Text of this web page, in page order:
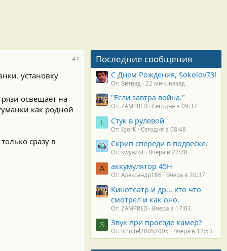
#1
установку
освещает на
как родной
сразу в
Последние сообщения
С Днем Рождения, Sokolov73!
От: Витвад 22 мин. назад
"Если завтра война."
От: ZAMPRED Сегодня в 09:37
I Стук в рулевой
От: IgorK Сегодня в 08:48
Скрип спереди в подвеске.
От: swyazist Вчера в 22:28
А аккумулятор 45H
От: Александр186 Вчера в 20:37
Кинотеатр и др... кто что
смотрел и как оно.
От: ZAMPRED Вчера в 17:03
S Звук при проезде камер?
От: Stroitel20052005 Вчера в 12:53